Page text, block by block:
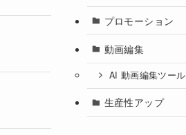
プロモーション
動画編集
AI 動画編集ツール
生産性アップ